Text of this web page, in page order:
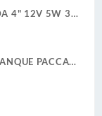
4" 12V 5W 3
PACCAR